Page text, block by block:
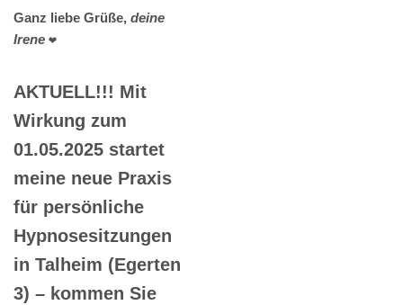
Ganz liebe Grüße, deine
Irene ❤️
AKTUELL!!! Mit
Wirkung zum
01.05.2025 startet
meine neue Praxis
für persönliche
Hypnosesitzungen
in Talheim (Egerten
3) – kommen Sie